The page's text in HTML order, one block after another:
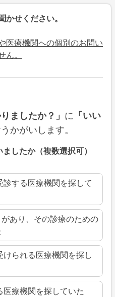
せください。
医療機関への個別のお問い
。
ましたか？」 に 「いい
かがいします。
したか（複数選択可）
する医療機関を探して
あり、その診療のための
られる医療機関を探し
療機関を探していた